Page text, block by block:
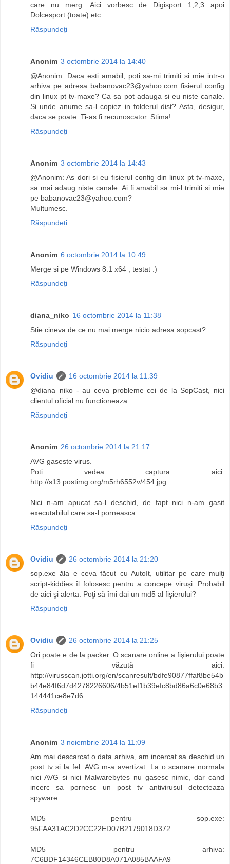
care nu merg. Aici vorbesc de Digisport 1,2,3 apoi
Dolcesport (toate) etc
Răspundeți
Anonim 3 octombrie 2014 la 14:40
@Anonim: Daca esti amabil, poti sa-mi trimiti si mie intr-o
arhiva pe adresa babanovac23@yahoo.com fisierul config
din linux pt tv-maxe? Ca sa pot adauga si eu niste canale.
Si unde anume sa-l copiez in folderul dist? Asta, desigur,
daca se poate. Ti-as fi recunoscator. Stima!
Răspundeți
Anonim 3 octombrie 2014 la 14:43
@Anonim: As dori si eu fisierul config din linux pt tv-maxe,
sa mai adaug niste canale. Ai fi amabil sa mi-l trimiti si mie
pe babanovac23@yahoo.com?
Multumesc.
Răspundeți
Anonim 6 octombrie 2014 la 10:49
Merge si pe Windows 8.1 x64 , testat :)
Răspundeți
diana_niko 16 octombrie 2014 la 11:38
Stie cineva de ce nu mai merge nicio adresa sopcast?
Răspundeți
Ovidiu
16 octombrie 2014 la 11:39
@diana_niko - au ceva probleme cei de la SopCast, nici
clientul oficial nu functioneaza
Răspundeți
Anonim 26 octombrie 2014 la 21:17
AVG gaseste virus.
Poti vedea captura aici:
http://s13.postimg.org/m5rh6552v/454.jpg
Nici n-am apucat sa-l deschid, de fapt nici n-am gasit
executabilul care sa-l porneasca.
Răspundeți
Ovidiu
26 octombrie 2014 la 21:20
sop.exe ăla e ceva făcut cu AutoIt, utilitar pe care mulţi
script-kiddies îl folosesc pentru a concepe viruşi. Probabil
de aici şi alerta. Poţi să îmi dai un md5 al fişierului?
Răspundeți
Ovidiu
26 octombrie 2014 la 21:25
Ori poate e de la packer. O scanare online a fişierului poate
fi văzută aici:
http://virusscan.jotti.org/en/scanresult/bdfe90877ffaf8be54b
b44e84f6d7d4278226606/4b51ef1b39efc8bd86a6c0e68b3
144441ce8e7d6
Răspundeți
Anonim 3 noiembrie 2014 la 11:09
Am mai descarcat o data arhiva, am incercat sa deschid un
post tv si la fel: AVG m-a avertizat. La o scanare normala
nici AVG si nici Malwarebytes nu gasesc nimic, dar cand
incerc sa pornesc un post tv antivirusul detecteaza
spyware.
MD5 pentru sop.exe:
95FAA31AC2D2CC22ED07B2179018D372
MD5 pentru arhiva:
7C6BDF14346CEB80D8A071A085BAAFA9